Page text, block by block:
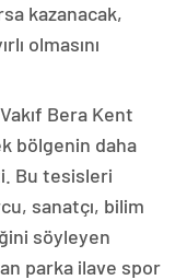
kazanacak,
olmasını
Bera Kent
bölgenin daha
Bu tesisleri
sanatçı, bilim
söyleyen
parka ilave spor